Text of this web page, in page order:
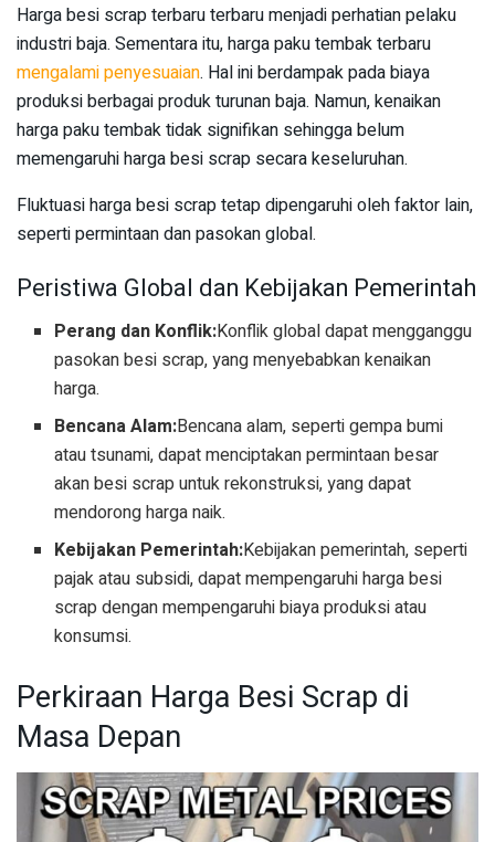
Harga besi scrap terbaru terbaru menjadi perhatian pelaku
industri baja. Sementara itu, harga paku tembak terbaru
mengalami penyesuaian. Hal ini berdampak pada biaya
produksi berbagai produk turunan baja. Namun, kenaikan
harga paku tembak tidak signifikan sehingga belum
memengaruhi harga besi scrap secara keseluruhan.
Fluktuasi harga besi scrap tetap dipengaruhi oleh faktor lain,
seperti permintaan dan pasokan global.
Peristiwa Global dan Kebijakan Pemerintah
Perang dan Konflik:Konflik global dapat mengganggu
pasokan besi scrap, yang menyebabkan kenaikan
harga.
Bencana Alam:Bencana alam, seperti gempa bumi
atau tsunami, dapat menciptakan permintaan besar
akan besi scrap untuk rekonstruksi, yang dapat
mendorong harga naik.
Kebijakan Pemerintah:Kebijakan pemerintah, seperti
pajak atau subsidi, dapat mempengaruhi harga besi
scrap dengan mempengaruhi biaya produksi atau
konsumsi.
Perkiraan Harga Besi Scrap di
Masa Depan